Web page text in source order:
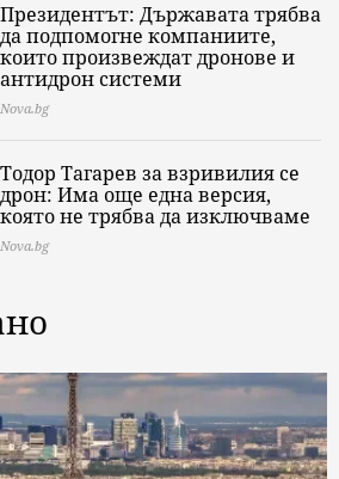
Президентът: Държавата трябва
да подпомогне компаниите,
които произвеждат дронове и
антидрон системи
Nova.bg
Тодор Тагарев за взривилия се
дрон: Има още една версия,
която не трябва да изключваме
Nova.bg